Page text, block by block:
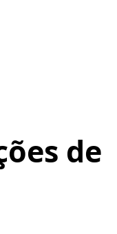
de